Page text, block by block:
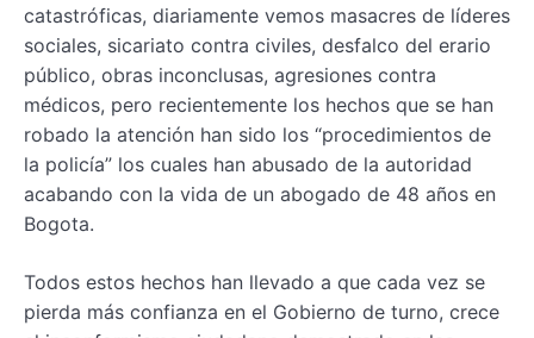
catastróficas, diariamente vemos masacres de líderes
sociales, sicariato contra civiles, desfalco del erario
público, obras inconclusas, agresiones contra
médicos, pero recientemente los hechos que se han
robado la atención han sido los “procedimientos de
la policía” los cuales han abusado de la autoridad
acabando con la vida de un abogado de 48 años en
Bogota.
Todos estos hechos han llevado a que cada vez se
pierda más confianza en el Gobierno de turno, crece